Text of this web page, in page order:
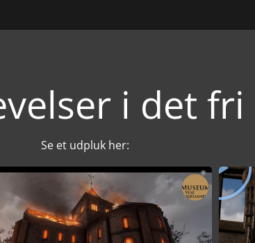
i det fri
Se et udpluk her: